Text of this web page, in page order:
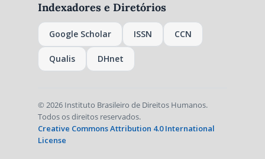
Indexadores e Diretórios
Google Scholar ISSN CCN
Qualis DHnet
© 2026 Instituto Brasileiro de Direitos Humanos.
Todos os direitos reservados.
Creative Commons Attribution 4.0 International
License